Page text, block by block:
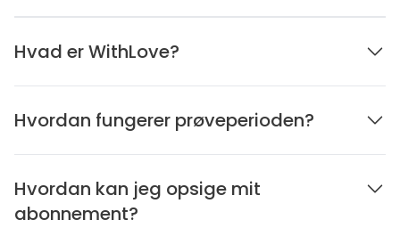
Hvad er WithLove?
Hvordan fungerer prøveperioden?
Hvordan kan jeg opsige mit
abonnement?